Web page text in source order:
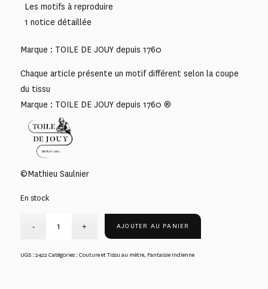
Les motifs à reproduire
1 notice détaillée
Marque : TOILE DE JOUY depuis 1760
Chaque article présente un motif différent selon la coupe
du tissu
Marque : TOILE DE JOUY depuis 1760 ®
©Mathieu Saulnier
En stock
AJOUTER AU PANIER
UGS :2422Catégories :Couture et Tissu au mètre, Fantaisie Indienne